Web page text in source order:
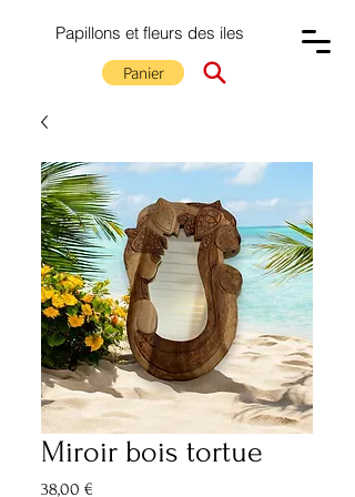
Papillons et fleurs des iles
Panier
Miroir bois tortue
38,00 €